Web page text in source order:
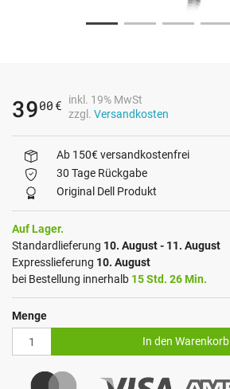
3900 €
inkl. 19% MwSt
zzgl. Versandkosten
Ab 150€ versandkostenfrei
30 Tage Rückgabe
Original Dell Produkt
Auf Lager.
Standardlieferung 10. August - 11. August
Expresslieferung 10. August
bei Bestellung innerhalb 15 Std. 26 Min.
Menge
In den Warenkorb